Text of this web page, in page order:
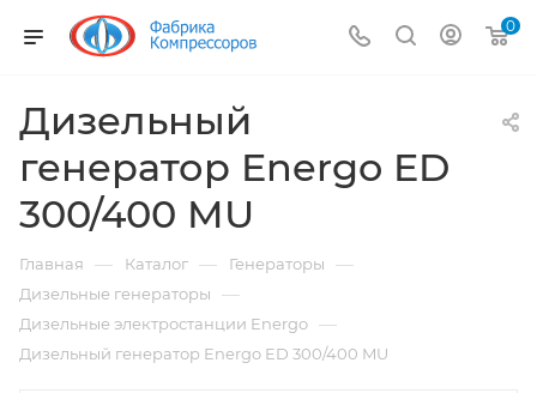
0
Дизельный
генератор Energo ED
300/400 MU
Главная — Каталог — Генераторы —
Дизельные генераторы —
Дизельные электростанции Energo —
Дизельный генератор Energo ED 300/400 MU